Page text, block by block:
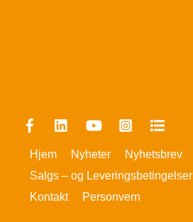
Facebook YouTube
Hjem Nyheter Nyhetsbrev
Salgs – og Leveringsbetingelser
Kontakt
Personvern